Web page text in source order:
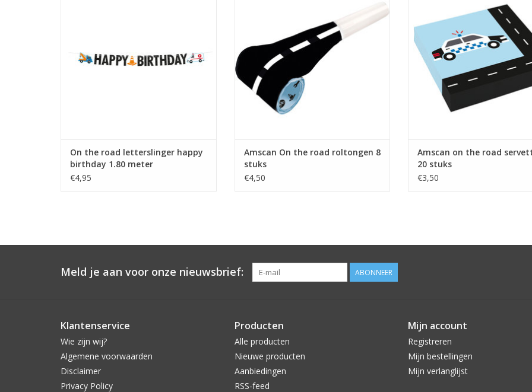
On the road letterslinger happy
birthday 1.80 meter
€4,95
Amscan On the road roltongen 8
stuks
€4,50
Amscan on the road
20 stuks
€3,50
Meld je aan voor onze nieuwsbrief: ABONNEER
Klantenservice
Wie zijn wij?
Algemene voorwaarden
Disclaimer
Privacy Policy
Producten
Alle producten
Nieuwe producten
Aanbiedingen
RSS-feed
Mijn account
Registreren
Mijn bestellingen
Mijn verlanglijst